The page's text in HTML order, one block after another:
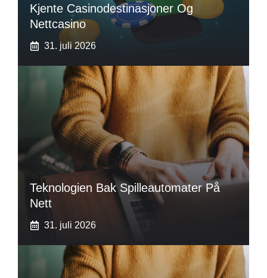
Kjente Casinodestinasjoner Og
Nettcasino
31. juli 2026
Teknologien Bak Spilleautomater På
Nett
31. juli 2026